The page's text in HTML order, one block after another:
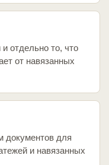
отдельно то, что
от навязанных
документов для
и навязанных